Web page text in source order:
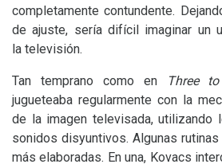
completamente contundente.
de ajuste, sería difícil imaginar un
la televisión.
Tan temprano como en Three
jugueteaba regularmente con la
de la imagen televisada, utilizando
sonidos disyuntivos. Algunas
más elaboradas. En una, Kovacs